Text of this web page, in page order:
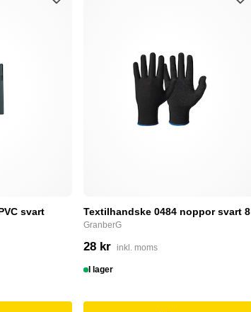
svart Textilhandske 0484 noppor svart 8
GranberG
28 kr inkl. moms
I lager